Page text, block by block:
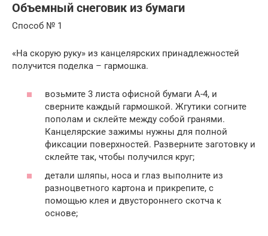
Объемный снеговик из бумаги
Способ № 1
«На скорую руку» из канцелярских принадлежностей
получится поделка – гармошка.
возьмите 3 листа офисной бумаги А-4, и
сверните каждый гармошкой. Жгутики согните
пополам и склейте между собой гранями.
Канцелярские зажимы нужны для полной
фиксации поверхностей. Разверните заготовку и
склейте так, чтобы получился круг;
детали шляпы, носа и глаз выполните из
разноцветного картона и прикрепите, с
помощью клея и двустороннего скотча к
основе;